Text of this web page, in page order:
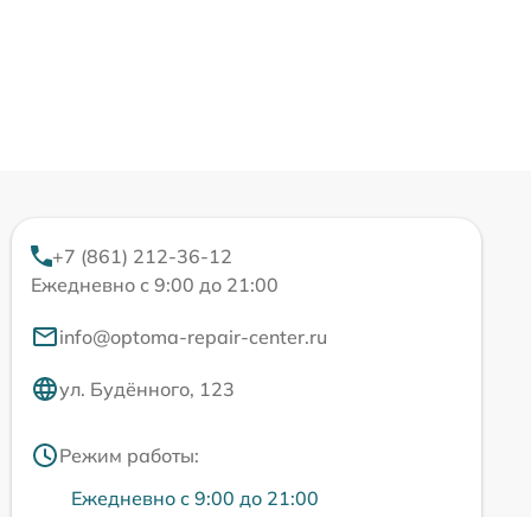
+7 (861) 212-36-12
Ежедневно с 9:00 до 21:00
info@optoma-repair-center.ru
ул. Будённого, 123
Режим работы:
Ежедневно с 9:00 до 21:00